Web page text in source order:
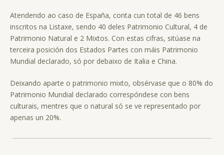
Atendendo ao caso de España, conta cun total de 46 bens
inscritos na Listaxe, sendo 40 deles Patrimonio Cultural, 4 de
Patrimonio Natural e 2 Mixtos. Con estas cifras, sitúase na
terceira posición dos Estados Partes con máis Patrimonio
Mundial declarado, só por debaixo de Italia e China.
Deixando aparte o patrimonio mixto, obsérvase que o 80% do
Patrimonio Mundial declarado correspóndese con bens
culturais, mentres que o natural só se ve representado por
apenas un 20%.